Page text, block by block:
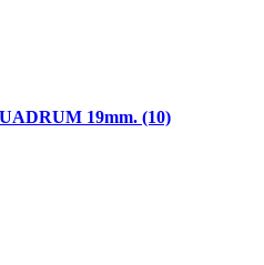
19mm. (10)